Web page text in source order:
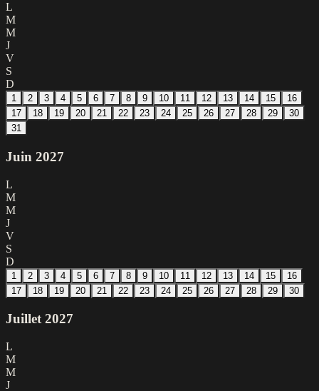
L
M
M
J
V
S
D
1 2 3 4 5 6 7 8 9 10 11 12 13 14 15
16
17
18 19 20 21 22 23 24 25 26 27 28 29
30
31
Juin 2027
L
M
M
J
V
S
D
1 2 3 4 5 6 7 8 9 10 11 12 13 14 15
16
17
18 19 20 21 22 23 24 25 26 27 28 29 30
Juillet 2027
L
M
M
J